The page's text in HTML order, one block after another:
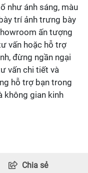
như ánh sáng, màu
trí ảnh trưng bày
ấn tượng
vấn hoặc hỗ trợ
đừng ngần ngại
vấn chi tiết và
hỗ trợ bạn trong
không gian kinh
Chia sẻ